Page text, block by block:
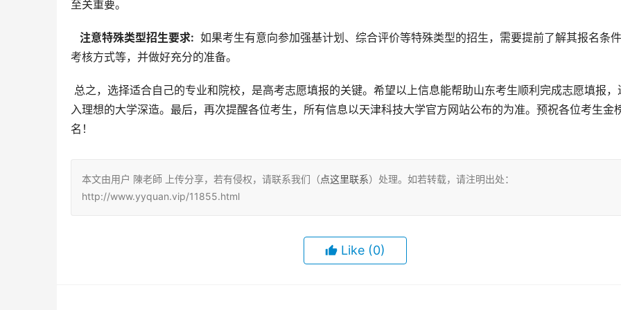
至关重要。
  注意特殊类型招生要求:
如果考生有意向参加强基计划、综合评价等特殊类型的招生，需要提前了解其报名条件
考核方式等，并做好充分的准备。
入理想的大学深造。最后，再次提醒各位考生，所有信息以天津科技大学官方网站公布的为准。预祝各位考生金
名！
本文由用户 陳老師 上传分享，若有侵权，请联系我们（点这里联系）处理。如若转载，请注明出处：
http://www.yyquan.vip/11855.html
Like (0)